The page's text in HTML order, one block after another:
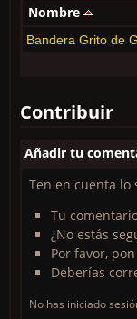
Nombre
Bandera Grito de
Contribuir
Añadir tu
Ten en cuenta lo
Tu
¿No estás
Por favor,
Deberías
No has iniciado